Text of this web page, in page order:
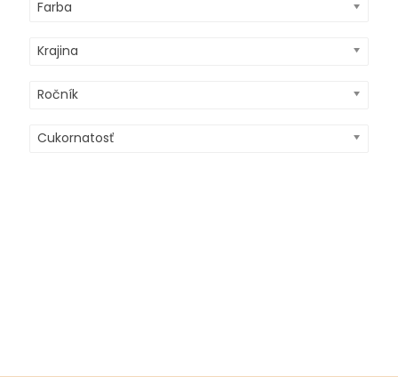
Farba
Krajina
Ročník
Cukornatosť